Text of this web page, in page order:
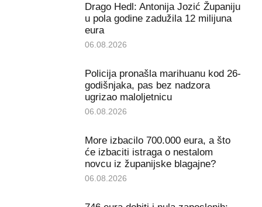
Drago Hedl: Antonija Jozić Županiju
u pola godine zadužila 12 milijuna
eura
06.08.2026
Policija pronašla marihuanu kod 26-
godišnjaka, pas bez nadzora
ugrizao maloljetnicu
06.08.2026
More izbacilo 700.000 eura, a što
će izbaciti istraga o nestalom
novcu iz županijske blagajne?
06.08.2026